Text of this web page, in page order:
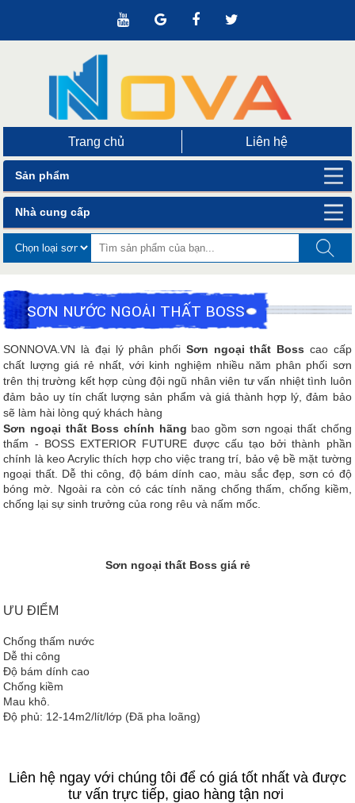
Trang chủ Liên hệ
Sản phẩm
Nhà cung cấp
SƠN NƯỚC NGOẠI THẤT BOSS
SONNOVA.VN là đại lý phân phối Sơn ngoại thất Boss cao cấp
chất lượng giá rẻ nhất, với kinh nghiệm nhiều năm phân phối sơn
trên thị trường kết hợp cùng đội ngũ nhân viên tư vấn nhiệt tình luôn
đảm bảo uy tín chất lượng sản phẩm và giá thành hợp lý, đảm bảo
sẽ làm hài lòng quý khách hàng
Sơn ngoại thất Boss chính hãng bao gồm sơn ngoại thất chống
thấm - BOSS EXTERIOR FUTURE được cấu tạo bởi thành phần
chính là keo Acrylic thích hợp cho việc trang trí, bảo vệ bề mặt tường
ngoại thất. Dễ thi công, độ bám dính cao, màu sắc đẹp, sơn có độ
bóng mờ. Ngoài ra còn có các tính năng chống thấm, chống kiềm,
chống lại sự sinh trưởng của rong rêu và nấm mốc.
Sơn ngoại thất Boss giá rẻ
ƯU ĐIỂM
Chống thấm nước
Dễ thi công
Độ bám dính cao
Chống kiềm
Mau khô.
Độ phủ: 12-14m2/lít/lớp (Đã pha loãng)
Liên hệ ngay với chúng tôi để có giá tốt nhất và được
tư vấn trực tiếp, giao hàng tận nơi